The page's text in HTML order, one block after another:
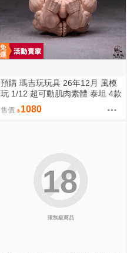
預購 瑪吉玩玩具 26年12月 風模
玩 1/12 超可動肌肉素體 泰坦 4款
膚色 0828
售價 1080
限制級商品
18